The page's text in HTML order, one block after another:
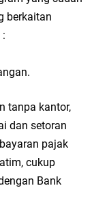
Gedung C
Pasar Ahad
berkaitan
tanpa kantor,
dan setoran
pajak
cukup
Bank